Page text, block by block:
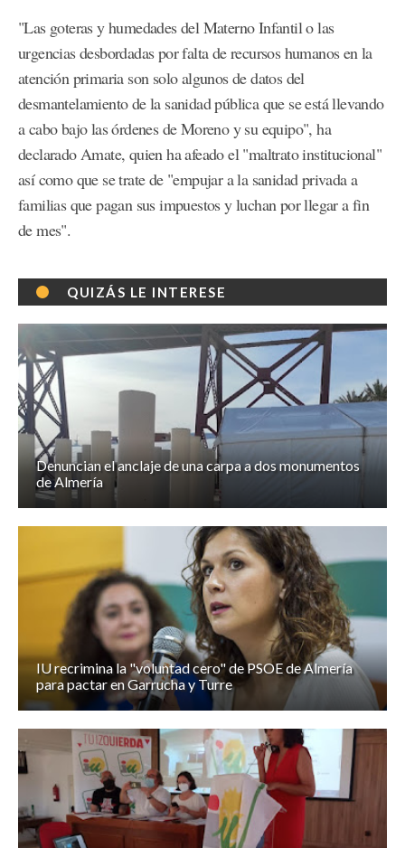
"Las goteras y humedades del Materno Infantil o las
urgencias desbordadas por falta de recursos humanos en la
atención primaria son solo algunos de datos del
desmantelamiento de la sanidad pública que se está llevando
a cabo bajo las órdenes de Moreno y su equipo", ha
declarado Amate, quien ha afeado el "maltrato institucional"
así como que se trate de "empujar a la sanidad privada a
familias que pagan sus impuestos y luchan por llegar a fin
de mes".
QUIZÁS LE INTERESE
Denuncian el anclaje de una carpa a dos monumentos
de Almería
IU recrimina la "voluntad cero" de PSOE de Almería
para pactar en Garrucha y Turre